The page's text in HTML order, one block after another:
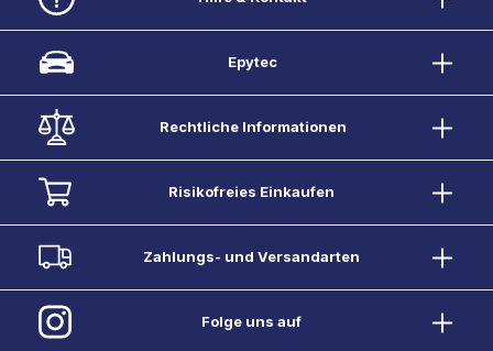
Epytec
Rechtliche Informationen
Risikofreies Einkaufen
Zahlungs- und Versandarten
Folge uns auf